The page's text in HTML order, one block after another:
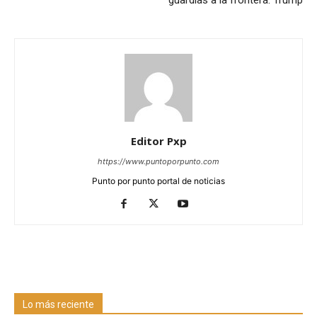
Editor Pxp
https://www.puntoporpunto.com
Punto por punto portal de noticias
Lo más reciente